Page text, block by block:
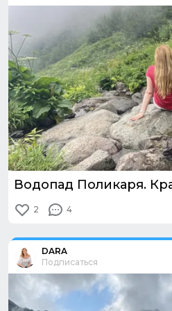
Водопад Поликаря.
2 4
Из путешествия:
DARA
Подписаться